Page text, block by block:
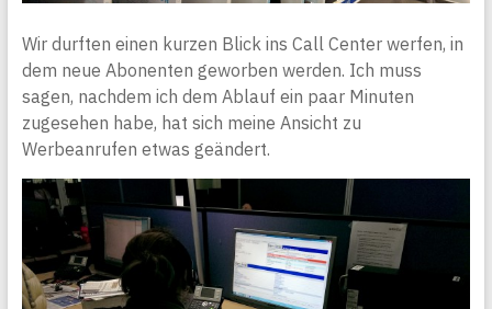
Wir durften einen kurzen Blick ins Call Center werfen, in
dem neue Abonenten geworben werden. Ich muss
sagen, nachdem ich dem Ablauf ein paar Minuten
zugesehen habe, hat sich meine Ansicht zu
Werbeanrufen etwas geändert.